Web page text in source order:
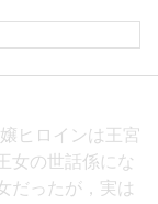
ロインは王宮
女の世話係にな
だったが，実は